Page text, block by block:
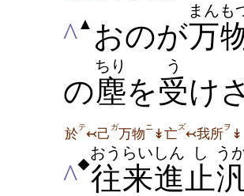
^▲ おのが万
まんも
の塵
ちり
を受
う
け
於テ↢己 ガ万物 ニ ↡亡ズ↢我所ヲ ↡
^◆往来
おうらい
進
しん
止
し う